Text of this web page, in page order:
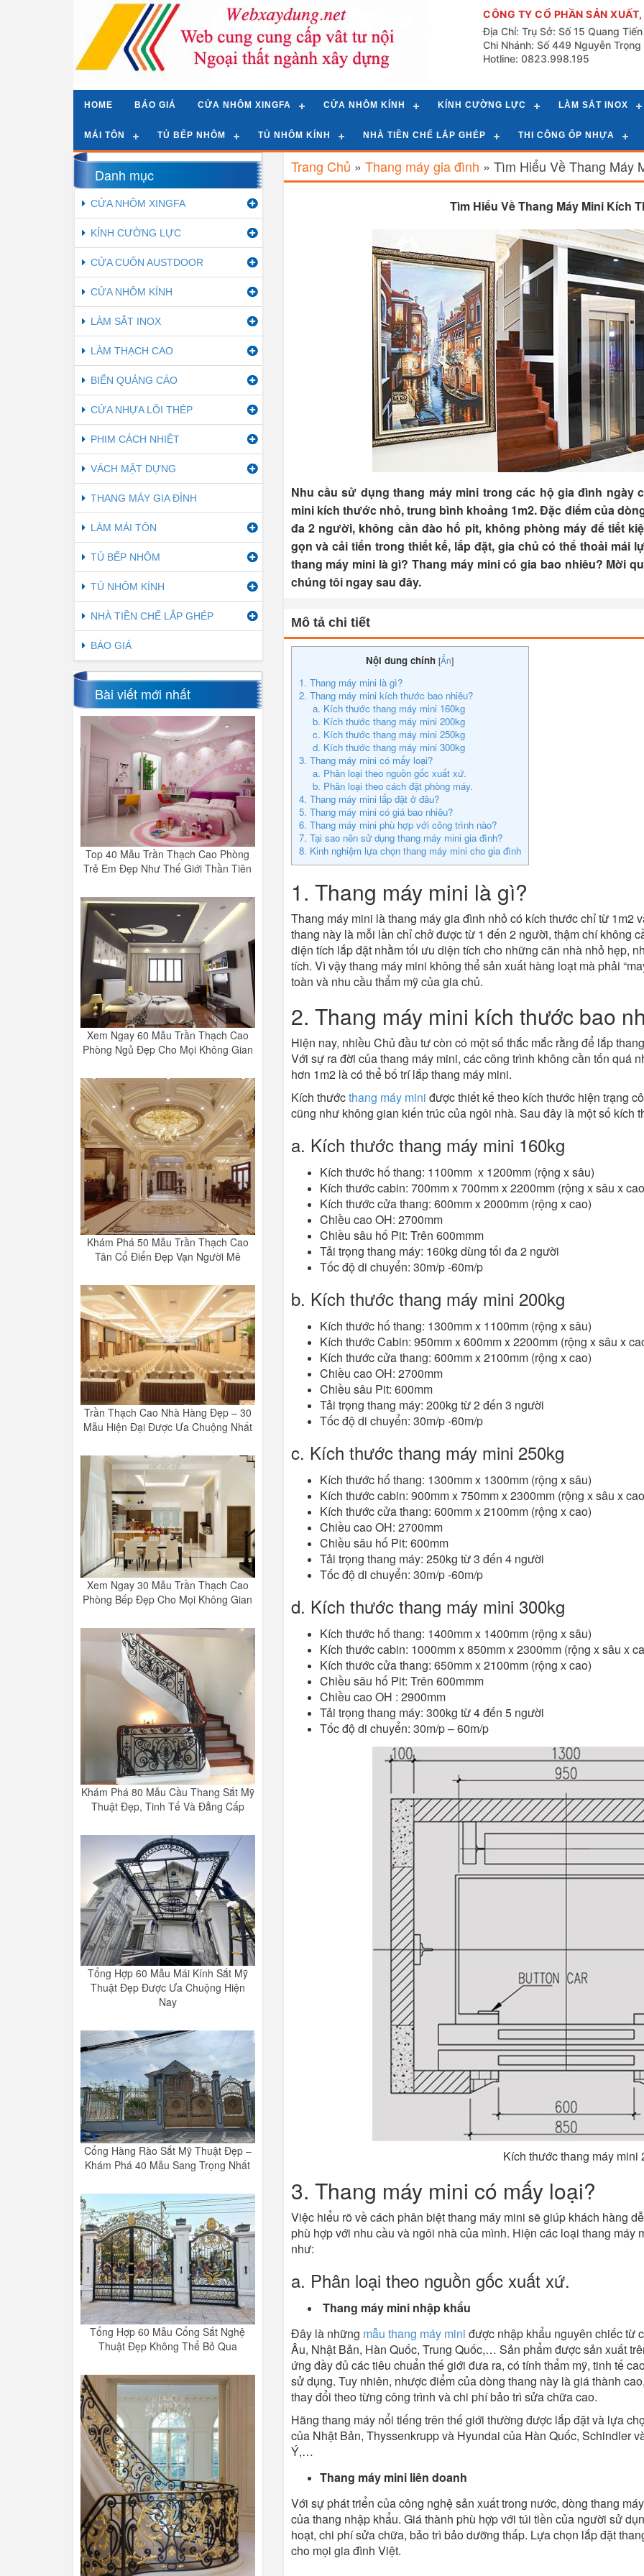
CÔNG TY CỔ PHẦN SẢN
Địa Chỉ: Trụ Sở: Số 15 Quang
Chi Nhánh: Số 449 Nguyễn
Hotline: 0823.998.195
HOME BÁO GIÁ CỬA NHÔM XINGFA CỬA NHÔM KÍNH KÍNH CƯỜNG LỰC LÀM SẮT INOX
MÁI TÔN TỦ BẾP NHÔM TỦ NHÔM KÍNH NHÀ TIỀN CHẾ LẮP GHÉP THI CÔNG ỐP NHỰA
Danh mục
CỬA NHÔM XINGFA
KÍNH CƯỜNG LỰC
CỬA CUỐN AUSTDOOR
CỬA NHÔM KÍNH
LÀM SẮT INOX
LÀM THẠCH CAO
BIỂN QUẢNG CÁO
CỬA NHỰA LÕI THÉP
PHIM CÁCH NHIỆT
VÁCH MẶT DỰNG
THANG MÁY GIA ĐÌNH
LÀM MÁI TÔN
TỦ BẾP NHÔM
TỦ NHÔM KÍNH
NHÀ TIỀN CHẾ LẮP GHÉP
BÁO GIÁ
Bài viết mới nhất
Top 40 Mẫu Trần Thạch Cao Phòng
Trẻ Em Đẹp Như Thế Giới Thần Tiên
Xem Ngay 60 Mẫu Trần Thạch Cao
Phòng Ngủ Đẹp Cho Mọi Không Gian
Khám Phá 50 Mẫu Trần Thạch Cao
Tân Cổ Điển Đẹp Vạn Người Mê
Trần Thạch Cao Nhà Hàng Đẹp – 30
Mẫu Hiện Đại Được Ưa Chuộng Nhất
Xem Ngay 30 Mẫu Trần Thạch Cao
Phòng Bếp Đẹp Cho Mọi Không Gian
Khám Phá 80 Mẫu Cầu Thang Sắt Mỹ
Thuật Đẹp, Tinh Tế Và Đẳng Cấp
Tổng Hợp 60 Mẫu Mái Kính Sắt Mỹ
Thuật Đẹp Được Ưa Chuộng Hiện
Nay
Cổng Hàng Rào Sắt Mỹ Thuật Đẹp –
Khám Phá 40 Mẫu Sang Trọng Nhất
Tổng Hợp 60 Mẫu Cổng Sắt Nghệ
Thuật Đẹp Không Thể Bỏ Qua
Trang Chủ » Thang máy gia đình » Tìm Hiểu Về Thang Máy
Tìm Hiểu Về Thang Máy Mini Kích
Nhu cầu sử dụng thang máy mini trong các hộ gia đình ngày
mini kích thước nhỏ, trung bình khoảng 1m2. Đặc điểm của
đa 2 người, không cần đào hố pit, không phòng máy để tiết
gọn và cải tiến trong thiết kế, lắp đặt, gia chủ có thể thoải mái
thang máy mini là gì? Thang máy mini có gia bao nhiêu? Mời
chúng tôi ngay sau đây.
Mô tả chi tiết
Nội dung chính [Ẩn]
1. Thang máy mini là gì?
2. Thang máy mini kích thước bao nhiêu?
a. Kích thước thang máy mini 160kg
b. Kích thước thang máy mini 200kg
c. Kích thước thang máy mini 250kg
d. Kích thước thang máy mini 300kg
3. Thang máy mini có mấy loại?
a. Phân loại theo nguồn gốc xuất xứ.
b. Phân loại theo cách đặt phòng máy.
4. Thang máy mini lắp đặt ở đâu?
5. Thang máy mini có giá bao nhiêu?
6. Thang máy mini phù hợp với công trình nào?
7. Tại sao nên sử dụng thang máy mini gia đình?
8. Kinh nghiệm lựa chọn thang máy mini cho gia đình
1. Thang máy mini là gì?
Thang máy mini là thang máy gia đình nhỏ có kích thước chỉ từ 1m2
thang này là mỗi lần chỉ chở được từ 1 đến 2 người, thậm chí không
diện tích lắp đặt nhằm tối ưu diện tích cho những căn nhà nhỏ hẹp,
tích. Vì vậy thang máy mini không thể sản xuất hàng loạt mà phải
toàn và nhu cầu thẩm mỹ của gia chủ.
2. Thang máy mini kích thước bao
Hiện nay, nhiều Chủ đầu tư còn có một số thắc mắc rằng để lắp
Với sự ra đời của thang máy mini, các công trình không cần tốn quá
hơn 1m2 là có thể bố trí lắp thang máy mini.
Kích thướcthang máy mini được thiết kế theo kích thước hiện trạng
cũng như không gian kiến trúc của ngôi nhà. Sau đây là một số kích
a. Kích thước thang máy mini 160kg
Kích thước hố thang: 1100mm x 1200mm (rộng x sâu)
Kích thước cabin: 700mm x 700mm x 2200mm (rộng x sâu x
Kích thước cửa thang: 600mm x 2000mm (rộng x cao)
Chiều cao OH: 2700mm
Chiều sâu hố Pit: Trên 600mmm
Tải trọng thang máy: 160kg dùng tối đa 2 người
Tốc độ di chuyển: 30m/p -60m/p
b. Kích thước thang máy mini 200kg
Kích thước hố thang: 1300mm x 1100mm (rộng x sâu)
Kích thước Cabin: 950mm x 600mm x 2200mm (rộng x sâu x
Kích thước cửa thang: 600mm x 2100mm (rộng x cao)
Chiều cao OH: 2700mm
Chiều sâu Pit: 600mm
Tải trọng thang máy: 200kg từ 2 đến 3 người
Tốc độ di chuyển: 30m/p -60m/p
c. Kích thước thang máy mini 250kg
Kích thước hố thang: 1300mm x 1300mm (rộng x sâu)
Kích thước cabin: 900mm x 750mm x 2300mm (rộng x sâu x
Kích thước cửa thang: 600mm x 2100mm (rộng x cao)
Chiều cao OH: 2700mm
Chiều sâu hố Pit: 600mm
Tải trọng thang máy: 250kg từ 3 đến 4 người
Tốc độ di chuyển: 30m/p -60m/p
d. Kích thước thang máy mini 300kg
Kích thước hố thang: 1400mm x 1400mm (rộng x sâu)
Kích thước cabin: 1000mm x 850mm x 2300mm (rộng x sâu x
Kích thước cửa thang: 650mm x 2100mm (rộng x cao)
Chiều sâu hố Pit: Trên 600mmm
Chiều cao OH : 2900mm
Tải trọng thang máy: 300kg từ 4 đến 5 người
Tốc độ di chuyển: 30m/p – 60m/p
Kích thước thang máy mini
3. Thang máy mini có mấy loại?
Việc hiểu rõ về cách phân biệt thang máy mini sẽ giúp khách hàng
phù hợp với nhu cầu và ngôi nhà của mình. Hiện các loại thang
như:
a. Phân loại theo nguồn gốc xuất xứ.
Thang máy mini nhập khẩu
Đây là những mẫu thang máy mini được nhập khẩu nguyên chiếc từ
Âu, Nhật Bản, Hàn Quốc, Trung Quốc,… Sản phẩm được sản xuất
ứng đầy đủ các tiêu chuẩn thế giới đưa ra, có tính thẩm mỹ, tinh tế
sử dụng. Tuy nhiên, nhược điểm của dòng thang này là giá thành
thay đổi theo từng công trình và chi phí bảo trì sửa chữa cao.
Hãng thang máy nổi tiếng trên thế giới thường được lắp đặt và lựa
của Nhật Bản, Thyssenkrupp và Hyundai của Hàn Quốc, Schindler
Ý,…
Thang máy mini​ liên doanh
Với sự phát triển của công nghệ sản xuất trong nước, dòng thang
của thang nhập khẩu. Giá thành phù hợp với túi tiền của người sử
hoạt, chi phí sửa chữa, bảo trì bảo dưỡng thấp. Lựa chọn lắp đặt
cho mọi gia đình Việt.